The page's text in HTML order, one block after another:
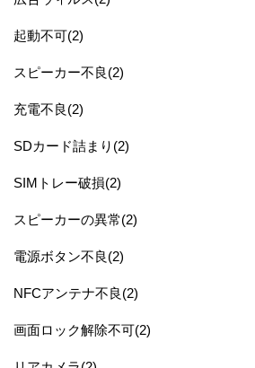
起動不可(2)
スピーカー不良(2)
充電不良(2)
SDカード詰まり(2)
SIMトレー破損(2)
スピーカーの異常(2)
電源ボタン不良(2)
NFCアンテナ不良(2)
画面ロック解除不可(2)